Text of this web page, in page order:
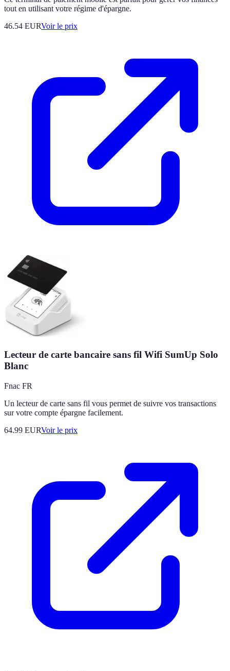
tout en utilisant votre régime d'épargne.
46.54 EURVoir le prix
Lecteur de carte bancaire sans fil Wifi SumUp Solo
Blanc
Fnac FR
Un lecteur de carte sans fil vous permet de suivre vos transactions
sur votre compte épargne facilement.
64.99 EURVoir le prix